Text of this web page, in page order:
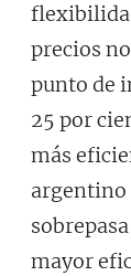
precios
punto de
25 por
más
argentino
mayor